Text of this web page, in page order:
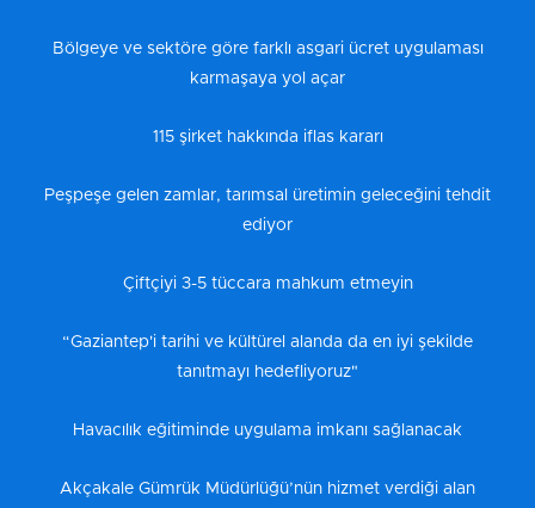
Bölgeye ve sektöre göre farklı asgari ücret uygulaması
karmaşaya yol açar
115 şirket hakkında iflas kararı
Peşpeşe gelen zamlar, tarımsal üretimin geleceğini tehdit
ediyor
Çiftçiyi 3-5 tüccara mahkum etmeyin
“Gaziantep'i tarihi ve kültürel alanda da en iyi şekilde
tanıtmayı hedefliyoruz"
Havacılık eğitiminde uygulama imkanı sağlanacak
Akçakale Gümrük Müdürlüğü’nün hizmet verdiği alan